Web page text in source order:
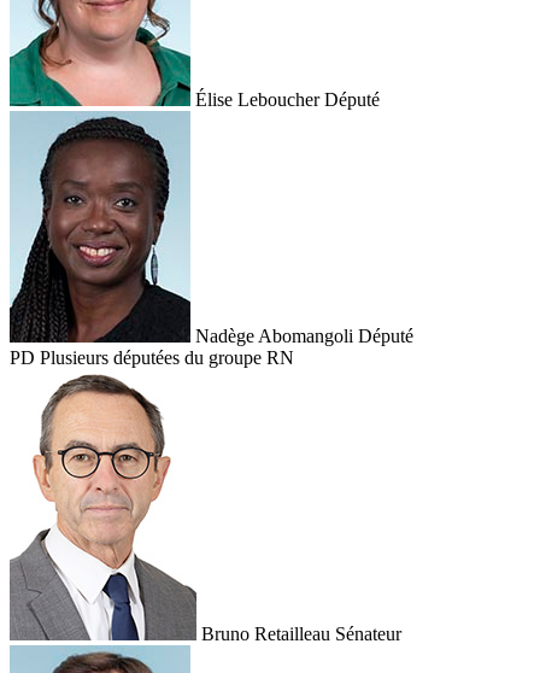
Élise Leboucher Député
Nadège Abomangoli Député
PD Plusieurs députées du groupe RN
Bruno Retailleau Sénateur